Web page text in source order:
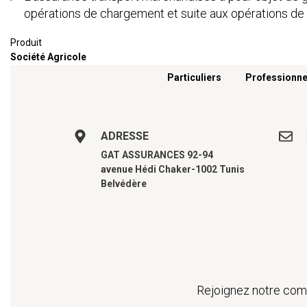
opérations de chargement et suite aux opérations
Produit
Société Agricole
Particuliers
ADRESSE
GAT ASSURANCES 92-94
avenue Hédi Chaker-1002 Tunis
Belvédère
Rejoignez notre